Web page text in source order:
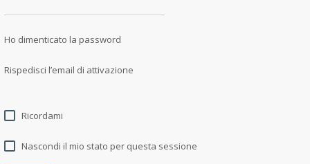
Ho dimenticato la password
Rispedisci l’email di attivazione
Ricordami
Nascondi il mio stato per questa sessione